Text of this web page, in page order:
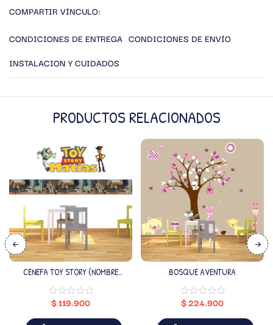
COMPARTIR VÍNCULO:
CONDICIONES DE ENTREGA CONDICIONES DE ENVÍO
INSTALACION Y CUIDADOS
PRODUCTOS RELACIONADOS
CENEFA TOY STORY (NOMBRE
$119.900
BOSQUE AVENTURA
$224.900